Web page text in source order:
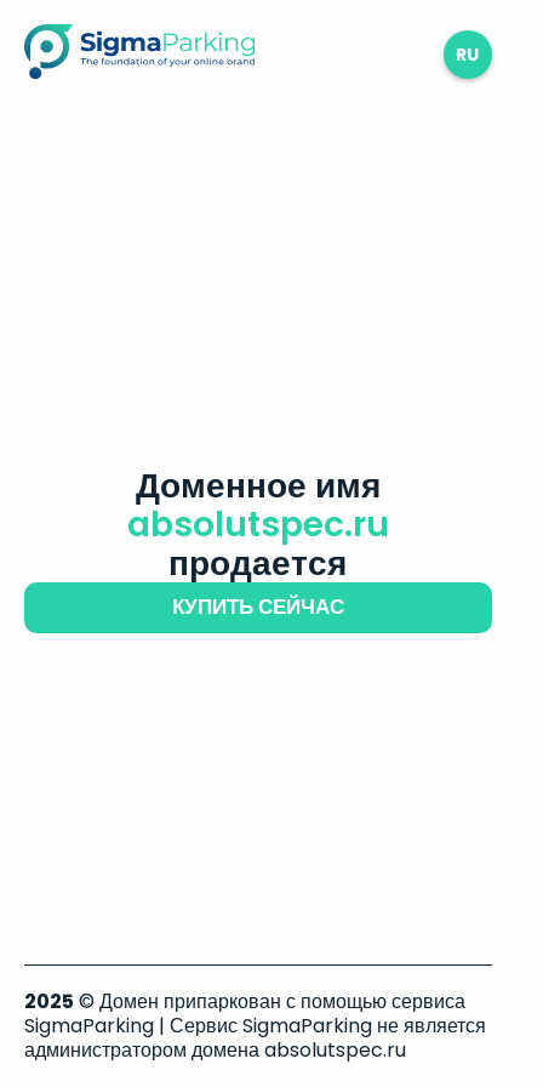
RU
Доменное имя
absolutspec.ru
продается
КУПИТЬ СЕЙЧАС
2025 © Домен припаркован с помощью сервиса
SigmaParking | Сервис SigmaParking не является
администратором домена absolutspec.ru